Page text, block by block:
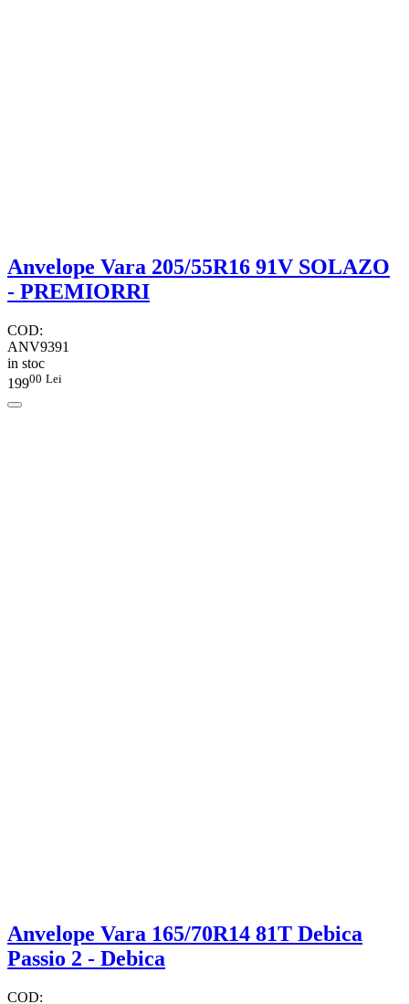
Anvelope Vara 205/55R16 91V SOLAZO
- PREMIORRI
COD:
ANV9391
in stoc
19900 Lei
Anvelope Vara 165/70R14 81T Debica
Passio 2 - Debica
COD: